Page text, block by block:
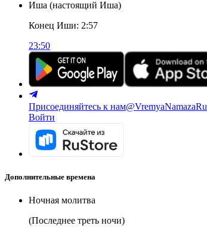
Иша (настоящий Иша)
Конец Иши: 2:57
23:50
Присоединяйтесь к нам@VremyaNamazaRu
Войти
Дополнительные времена
Ночная молитва
(Последнее треть ночи)